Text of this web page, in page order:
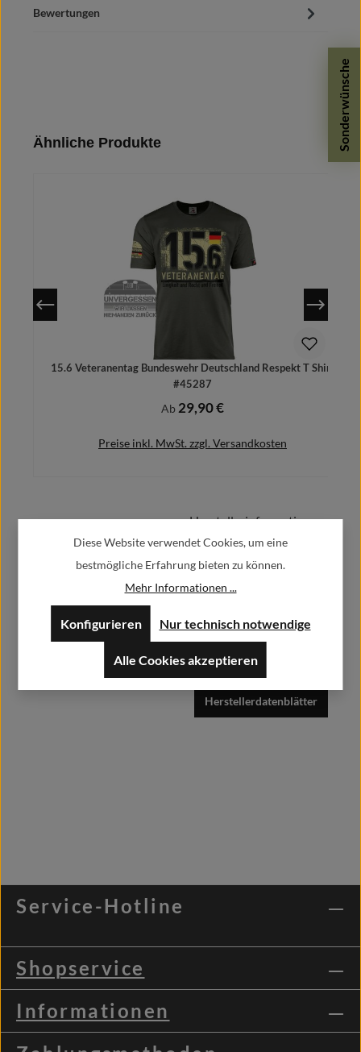
Sonderwünsche
Bewertungen
Produktgalerie überspringen
Ähnliche Produkte
15.6 Veteranentag Bundeswehr Deutschland Respekt T Shirt
#45287
Regulärer Preis:
Ab 29,90 €
Preise inkl. MwSt. zzgl. Versandkosten
Details
Herstellerinformationen:
Alfa GmbH / Alfashirt
Weisweilerstr.20-22
Herstellerdatenblätter
Service-Hotline
Shopservice
Informationen
Diese Website verwendet Cookies, um eine
bestmögliche Erfahrung bieten zu können.
Mehr Informationen ...
Nur technisch notwendige
Konfigurieren
Alle Cookies akzeptieren